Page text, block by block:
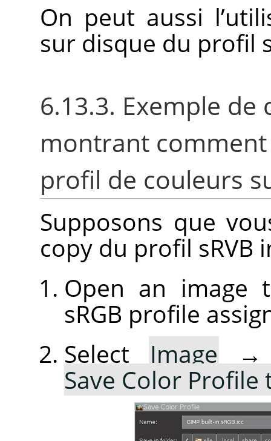
On peut aussi
sur disque du profil
6.13.3. Exemple de
montrant
profil de couleurs
Supposons que
copy du profil sRVB
Open an image
sRGB profile
Select Image
Save Color Profile